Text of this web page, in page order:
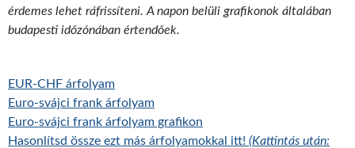
érdemes lehet ráfrissíteni. A napon belüli grafikonok általában
budapesti időzónában értendőek.
EUR-CHF árfolyam
Euro-svájci frank árfolyam
Euro-svájci frank árfolyam grafikon
Hasonlítsd össze ezt más árfolyamokkal itt! (Kattintás után: